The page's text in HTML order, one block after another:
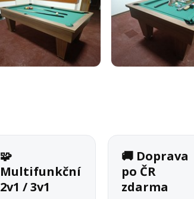
🧩
Multifunkční
2v1 / 3v1
🚚 Doprava
po ČR
zdarma